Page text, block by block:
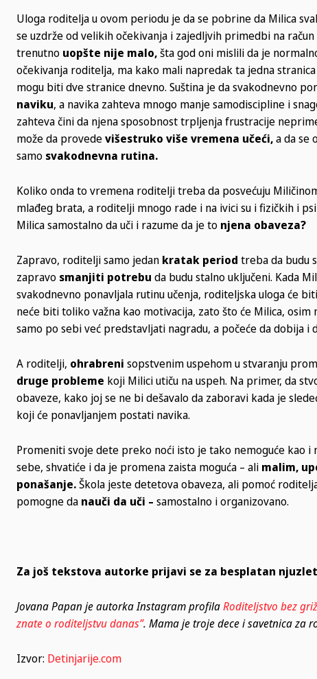
Uloga roditelja u ovom periodu je da se pobrine da Milica
se uzdrže od velikih očekivanja i zajedljvih primedbi na
trenutno uopšte nije malo,šta god oni mislili da je
očekivanja roditelja, ma kako mali napredak ta jedna
mogu biti dve stranice dnevno. Suština je da svakodnevno
naviku, a navika zahteva mnogo manje samodiscipline i
zahteva čini da njena sposobnost trpljenja frustracije
može da provedevišestruko više vremena učeći,a da se
samo svakodnevna rutina.
Koliko onda to vremena roditelji treba da posvećuju
mlađeg brata, a roditelji mnogo rade i na ivici su i fizičkih i
Milica samostalno da uči i razume da je to njena obaveza?
Zapravo, roditelji samo jedan kratak period treba da budu
zapravo smanjiti potrebu da budu stalno uključeni. Kada
svakodnevno ponavljala rutinu učenja, roditeljska uloga će biti
neće biti toliko važna kao motivacija, zato što će Milica,
samo po sebi već predstavljati nagradu, a počeće da dobija i
A roditelji, ohrabreni sopstvenim uspehom u stvaranju
druge probleme koji Milici utiču na uspeh. Na primer, da
obaveze, kako joj se ne bi dešavalo da zaboravi kada je
koji će ponavljanjem postati navika.
Promeniti svoje dete preko noći isto je tako nemoguće kao
sebe, shvatiće i da je promena zaista moguća – ali malim,
ponašanje.Škola jeste detetova obaveza, ali pomoć
pomogne da nauči da uči – samostalno i organizovano.
Za još tekstova autorke prijavi se za besplatan
Jovana Papan je autorka Instagram profilaRoditeljstvo bez
znate o roditeljstvu danas”. Mama je troje dece i savetnica za
Izvor: Detinjarije.com